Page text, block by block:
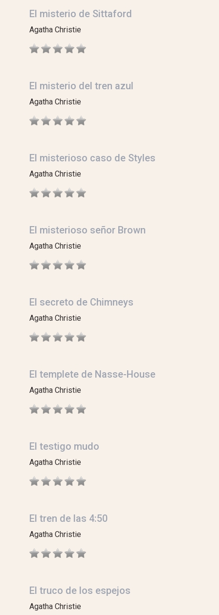
El misterio de Sittaford
Agatha Christie
El misterio del tren azul
Agatha Christie
El misterioso caso de Styles
Agatha Christie
El misterioso señor Brown
Agatha Christie
El secreto de Chimneys
Agatha Christie
El templete de Nasse-House
Agatha Christie
El testigo mudo
Agatha Christie
El tren de las 4:50
Agatha Christie
El truco de los espejos
Agatha Christie